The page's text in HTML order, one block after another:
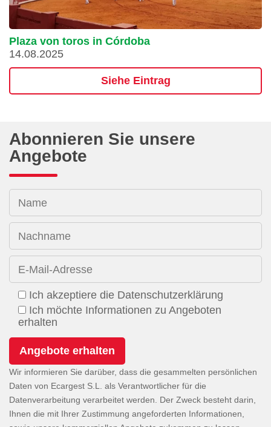
Plaza von toros in Córdoba
14.08.2025
Siehe Eintrag
Abonnieren Sie unsere
Angebote
Name
Nachname
E-Mail-Adresse
Ich akzeptiere die Datenschutzerklärung
Ich möchte Informationen zu Angeboten
erhalten
Wir informieren Sie darüber, dass die gesammelten persönlichen
Daten von Ecargest S.L. als Verantwortlicher für die
Datenverarbeitung verarbeitet werden. Der Zweck besteht darin,
Ihnen die mit Ihrer Zustimmung angeforderten Informationen,